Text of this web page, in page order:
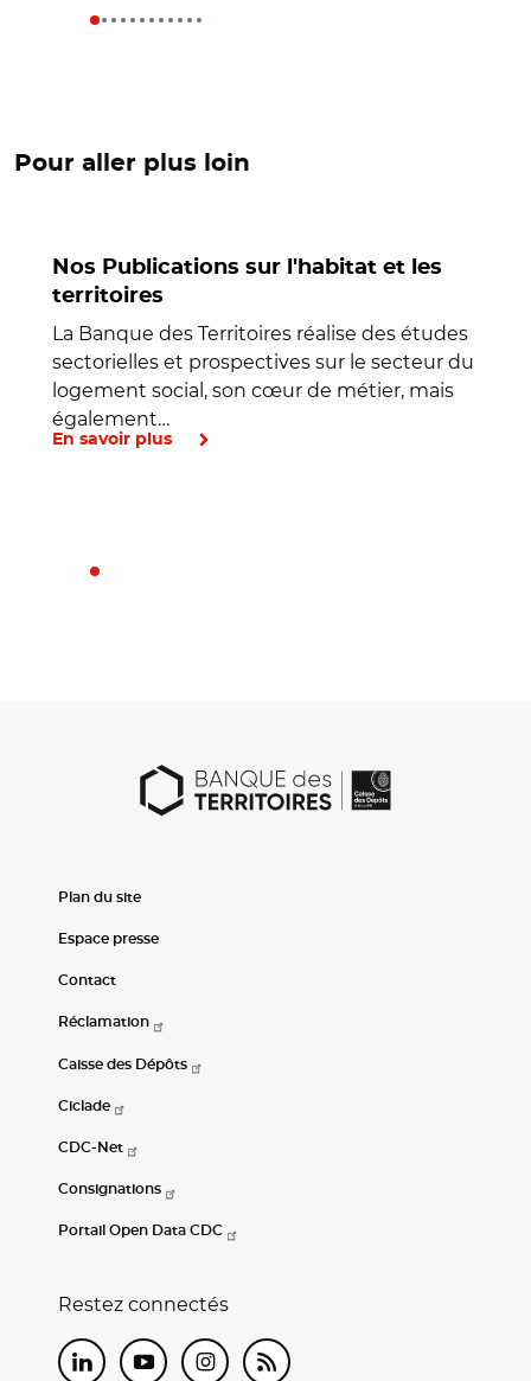
Pour aller plus loin
Nos Publications sur l'habitat et les
territoires
La Banque des Territoires réalise des études
sectorielles et prospectives sur le secteur du
logement social, son cœur de métier, mais
également…
En savoir plus
Plan du site
Espace presse
Contact
Réclamation
Caisse des Dépôts
Ciclade
CDC-Net
Consignations
Portail Open Data CDC
Restez connectés
LinkedInYoutubeInstagram
RSS